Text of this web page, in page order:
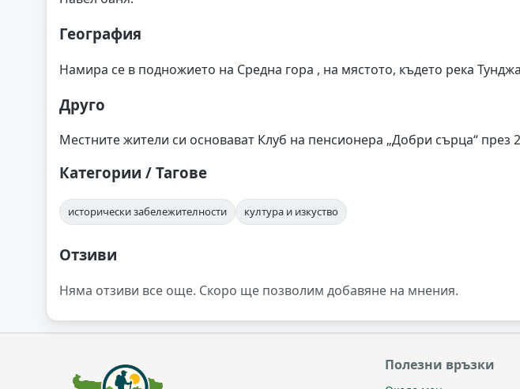
География
Намира се в подножието на Средна гора , на мястото, където река
Друго
Местните жители си основават Клуб на пенсионера „Добри сърца“ през
Категории / Тагове
исторически забележителности култура и изкуство
Отзиви
Няма отзиви все още. Скоро ще позволим добавяне на мнения.
Полезни връзки